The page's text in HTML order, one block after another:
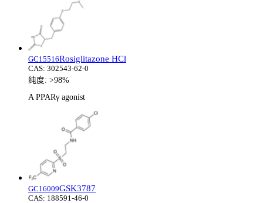
GC15516Rosiglitazone HCl
CAS: 302543-62-0
纯度: >98%
A PPARγ agonist
GC16009GSK3787
CAS: 188591-46-0